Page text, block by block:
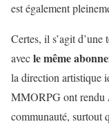
est également
Certes, il s’agit
avecle même
la direction artistique
MMORPG ont rendu
communauté, surtout